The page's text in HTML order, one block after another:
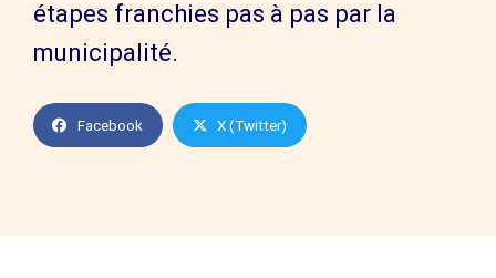
étapes franchies pas à pas par la
municipalité.
Facebook X (Twitter)